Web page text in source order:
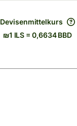
Devisenmittelkurs
₪1 ILS = 0,6634 BBD